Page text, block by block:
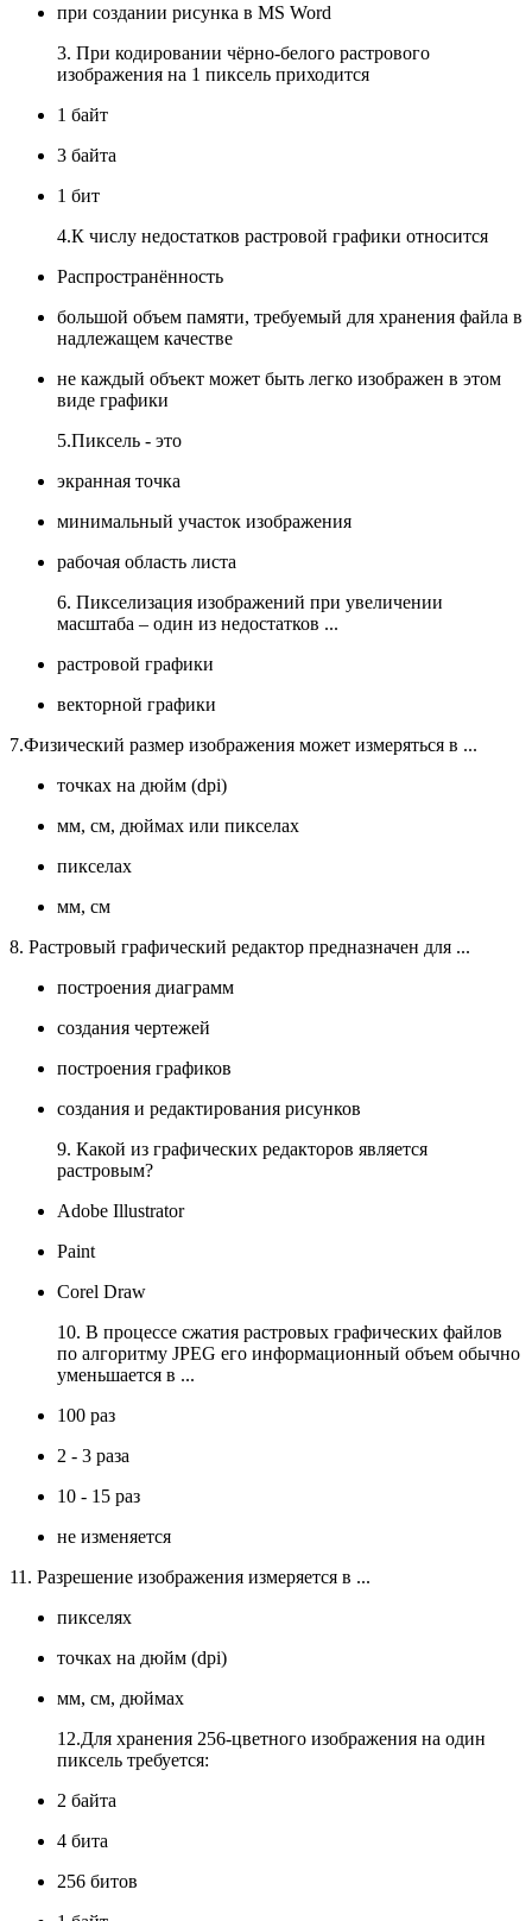
при создании рисунка в MS Word
3. При кодировании чёрно-белого растрового
изображения на 1 пиксель приходится
1 байт
3 байта
1 бит
4.К числу недостатков растровой графики относится
Распространённость
большой объем памяти, требуемый для хранения файла в
надлежащем качестве
не каждый объект может быть легко изображен в этом
виде графики
5.Пиксель - это
экранная точка
минимальный участок изображения
рабочая область листа
6. Пикселизация изображений при увеличении
масштаба – один из недостатков ...
растровой графики
векторной графики
7.Физический размер изображения может измеряться в ...
точках на дюйм (dpi)
мм, см, дюймах или пикселах
пикселах
мм, см
8. Растровый графический редактор предназначен для ...
построения диаграмм
создания чертежей
построения графиков
создания и редактирования рисунков
9. Какой из графических редакторов является
растровым?
Adobe Illustrator
Paint
Corel Draw
10. В процессе сжатия растровых графических файлов
по алгоритму JPEG его информационный объем обычно
уменьшается в ...
100 раз
2 - 3 раза
10 - 15 раз
не изменяется
11. Разрешение изображения измеряется в ...
пикселях
точках на дюйм (dpi)
мм, см, дюймах
12.Для хранения 256-цветного изображения на один
пиксель требуется:
2 байта
4 бита
256 битов